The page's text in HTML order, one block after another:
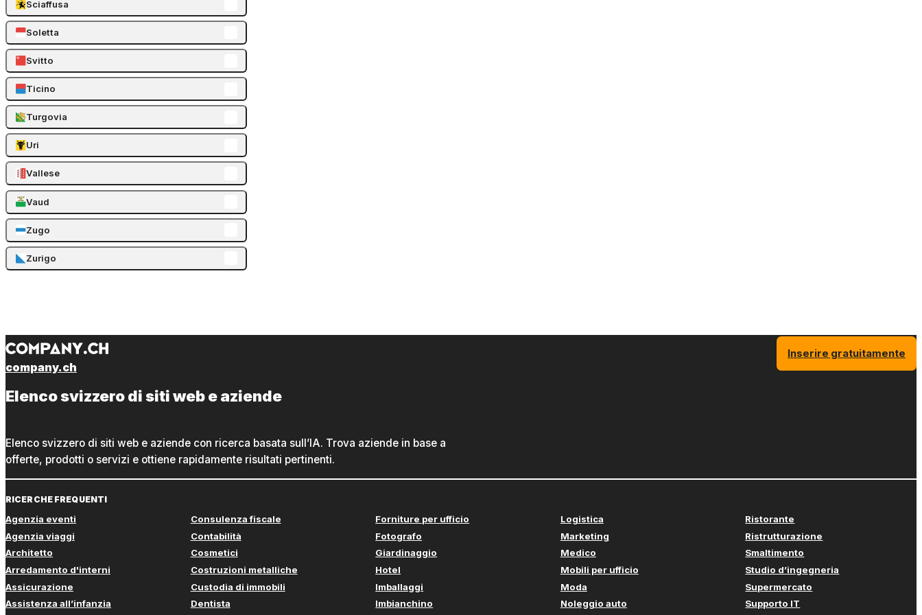
Sciaffusa
Soletta
Svitto
Ticino
Turgovia
Uri
Vallese
Vaud
Zugo
Zurigo
company.ch
Inserire gratuitamente
Elenco svizzero di siti web e aziende
Elenco svizzero di siti web e aziende con ricerca basata sull’IA. Trova aziende in base a
offerte, prodotti o servizi e ottiene rapidamente risultati pertinenti.
RICERCHE FREQUENTI
Agenzia eventi
Agenzia viaggi
Architetto
Arredamento d'interni
Assicurazione
Assistenza all’infanzia
Consulenza fiscale
Contabilità
Cosmetici
Costruzioni metalliche
Custodia di immobili
Dentista
Forniture per ufficio
Fotografo
Giardinaggio
Hotel
Imballaggi
Imbianchino
Logistica
Marketing
Medico
Mobili per ufficio
Moda
Noleggio auto
Ristorante
Ristrutturazione
Smaltimento
Studio d’ingegneria
Supermercato
Supporto IT